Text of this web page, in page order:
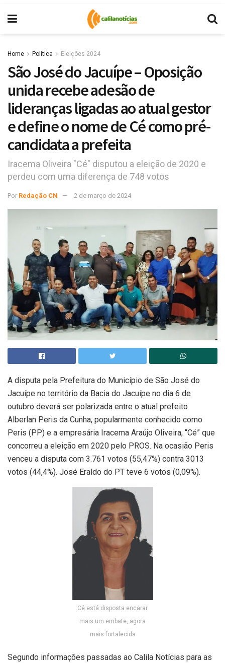
Home Política Eleições 2024
São José do Jacuípe – Oposição
unida recebe adesão de
lideranças ligadas ao atual gestor
e define o nome de Cé como pré-
candidata a prefeita
Iracema Oliveira "Cé" disputou a eleição de 2020 e
perdeu com uma diferença de 748 votos
Por Redação CN 2 de março de 2024
A disputa pela Prefeitura do Município de São José do
Jacuípe no território da Bacia do Jacuípe no dia 6 de
outubro deverá ser polarizada entre o atual prefeito
Alberlan Peris da Cunha, popularmente conhecido como
Peris (PP) e a empresária Iracema Araújo Oliveira, “Cé” que
concorreu a eleição em 2020 pelo PROS. Na ocasião Peris
venceu a disputa com 3.761 votos (55,47%) contra 3013
votos (44,4%). José Eraldo do PT teve 6 votos (0,09%).
Cê está disposta encarar
mais um embate, agora
mais fortalecida
Segundo informações passadas ao Calila Notícias para as